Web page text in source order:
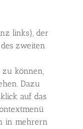
links), der
des zweiten
zu können,
Dazu
auf das
in mehrern